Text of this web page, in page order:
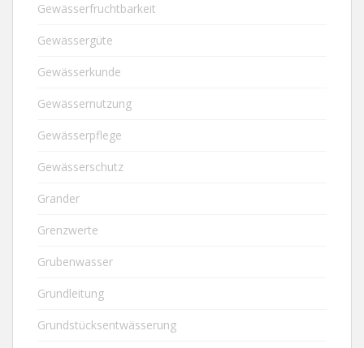
Gewässerfruchtbarkeit
Gewässergüte
Gewässerkunde
Gewässernutzung
Gewässerpflege
Gewässerschutz
Grander
Grenzwerte
Grubenwasser
Grundleitung
Grundstücksentwässerung